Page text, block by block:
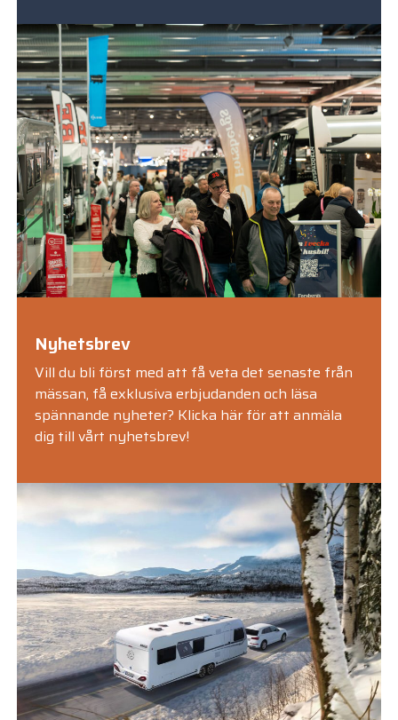
Nyhetsbrev
Vill du bli först med att få veta det senaste från
mässan, få exklusiva erbjudanden och läsa
spännande nyheter? Klicka här för att anmäla
dig till vårt nyhetsbrev!